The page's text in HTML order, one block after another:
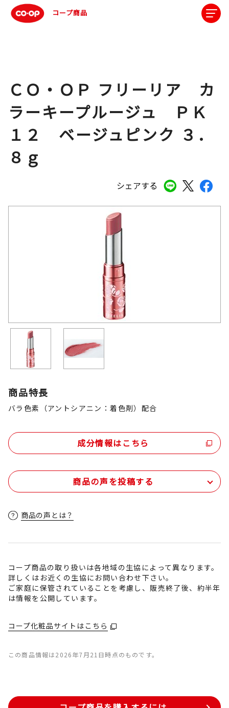
コープ商品
シェアする
ＣＯ・ＯＰ フリーリア カ
ラーキープルージュ ＰＫ
１２ ベージュピンク ３．
８ｇ
商品特長
バラ色素（アントシアニン：着色剤）配合
成分情報はこちら
商品の声を投稿する
商品の声とは？
コープ商品の取り扱いは各地域の生協によって異なります。
詳しくはお近くの生協にお問い合わせ下さい。
ご家庭に保管されていることを考慮し、販売終了後、約半年
は情報を公開しています。
コープ化粧品サイトはこちら
この商品情報は2026年7月21日時点のものです。